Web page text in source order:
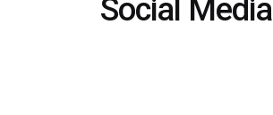
Social Media